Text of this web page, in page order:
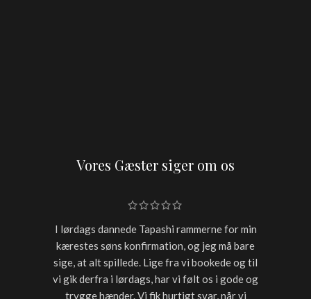
Vores Gæster siger om os
I lørdags dannede Tapashi rammerne for min
kærestes søns konfirmation, og jeg må bare
sige, at alt spillede. Lige fra vi bookede og til
vi gik derfra i lørdags, har vi følt os i gode og
trygge hænder. Vi fik hurtigt svar, når vi